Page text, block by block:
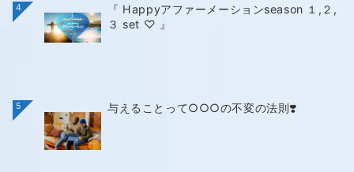
4
『 Happyアファーメーションseason １,２,
３ set ♡ 』
5 与えることって○○○の不変の法則❣️